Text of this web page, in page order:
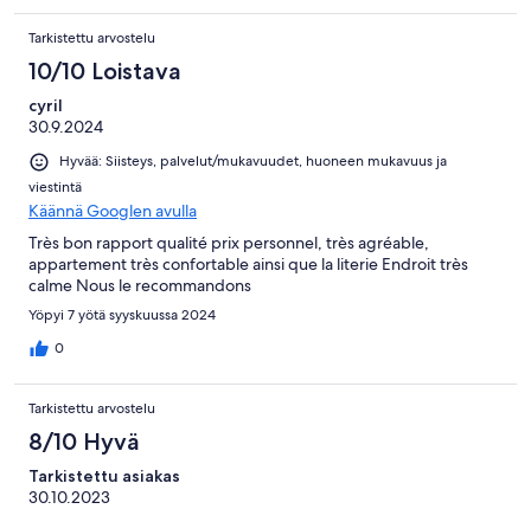
Tarkistettu arvostelu
10/10 Loistava
cyril
30.9.2024
Hyvää: Siisteys, palvelut/mukavuudet, huoneen mukavuus ja
viestintä
Käännä Googlen avulla
Très bon rapport qualité prix personnel, très agréable,
appartement très confortable ainsi que la literie Endroit très
calme Nous le recommandons
Yöpyi 7 yötä syyskuussa 2024
0
Tarkistettu arvostelu
8/10 Hyvä
Tarkistettu asiakas
30.10.2023